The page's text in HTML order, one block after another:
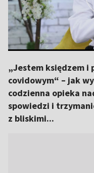
„Jestem księdzem i
covidowym“ – jak
codzienna opieka
spowiedzi i
z bliskimi...